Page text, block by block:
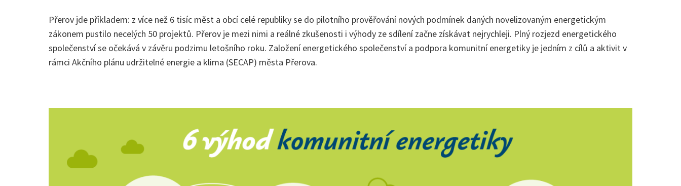
Přerov jde příkladem: z více než 6 tisíc měst a obcí celé republiky se do pilotního prověřování nových podmínek daných novelizovaným energetickým
zákonem pustilo necelých 50 projektů. Přerov je mezi nimi a reálné zkušenosti i výhody ze sdílení začne získávat nejrychleji. Plný rozjezd energetického
společenství se očekává v závěru podzimu letošního roku. Založení energetického společenství a podpora komunitní energetiky je jedním z cílů a aktivit v
rámci Akčního plánu udržitelné energie a klima (SECAP) města Přerova.